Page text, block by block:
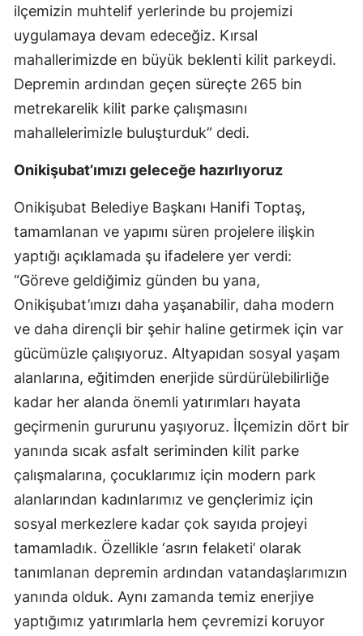
ilçemizin muhtelif yerlerinde bu projemizi
uygulamaya devam edeceğiz. Kırsal
mahallerimizde en büyük beklenti kilit parkeydi.
Depremin ardından geçen süreçte 265 bin
metrekarelik kilit parke çalışmasını
mahallelerimizle buluşturduk” dedi.
Onikişubat’ımızı geleceğe hazırlıyoruz
Onikişubat Belediye Başkanı Hanifi Toptaş,
tamamlanan ve yapımı süren projelere ilişkin
yaptığı açıklamada şu ifadelere yer verdi:
“Göreve geldiğimiz günden bu yana,
Onikişubat’ımızı daha yaşanabilir, daha modern
ve daha dirençli bir şehir haline getirmek için var
gücümüzle çalışıyoruz. Altyapıdan sosyal yaşam
alanlarına, eğitimden enerjide sürdürülebilirliğe
kadar her alanda önemli yatırımları hayata
geçirmenin gururunu yaşıyoruz. İlçemizin dört bir
yanında sıcak asfalt seriminden kilit parke
çalışmalarına, çocuklarımız için modern park
alanlarından kadınlarımız ve gençlerimiz için
sosyal merkezlere kadar çok sayıda projeyi
tamamladık. Özellikle ‘asrın felaketi’ olarak
tanımlanan depremin ardından vatandaşlarımızın
yanında olduk. Aynı zamanda temiz enerjiye
yaptığımız yatırımlarla hem çevremizi koruyor